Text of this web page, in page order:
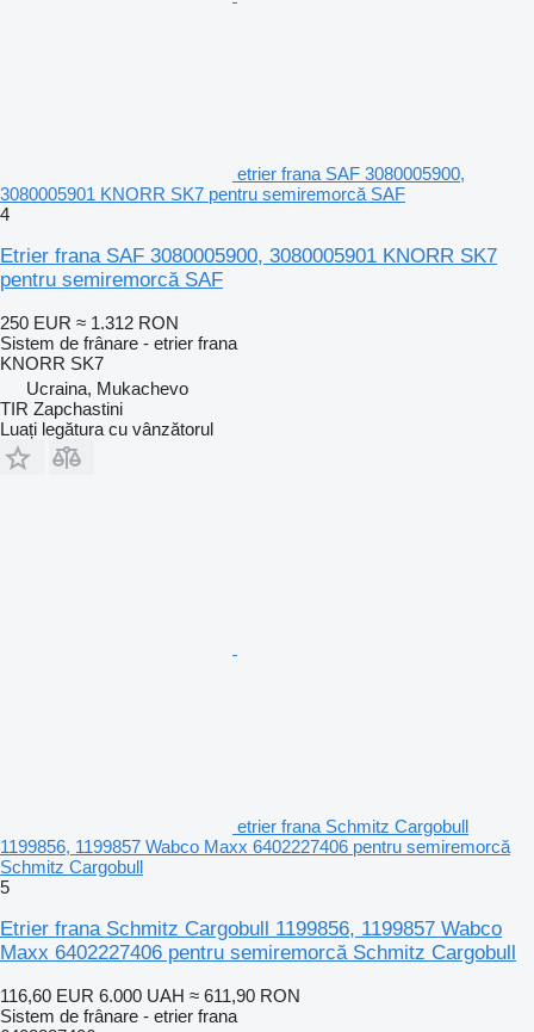
etrier frana SAF 3080005900,
3080005901 KNORR SK7 pentru semiremorcă SAF
4
Etrier frana SAF 3080005900, 3080005901 KNORR SK7
pentru semiremorcă SAF
250 EUR ≈ 1.312 RON
Sistem de frânare - etrier frana
KNORR SK7
Ucraina, Mukachevo
TIR Zapchastini
Luați legătura cu vânzătorul
etrier frana Schmitz Cargobull
1199856, 1199857 Wabco Maxx 6402227406 pentru semiremorcă
Schmitz Cargobull
5
Etrier frana Schmitz Cargobull 1199856, 1199857 Wabco
Maxx 6402227406 pentru semiremorcă Schmitz Cargobull
116,60 EUR 6.000 UAH ≈ 611,90 RON
Sistem de frânare - etrier frana